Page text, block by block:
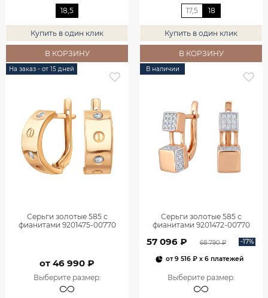
18,5
Купить в один клик
В КОРЗИНУ
17,5
18
Купить в один клик
В КОРЗИНУ
На заказ - от 15 дней
Серьги золотые 585 с
фианитами 9201475-00770
от 46 990 ₽
Выберите размер:
В наличии
Серьги золотые 585 с
фианитами 9201472-00770
57 096 ₽ 68 790 ₽ -17%
от9 516 ₽ x 6 платежей
Выберите размер: